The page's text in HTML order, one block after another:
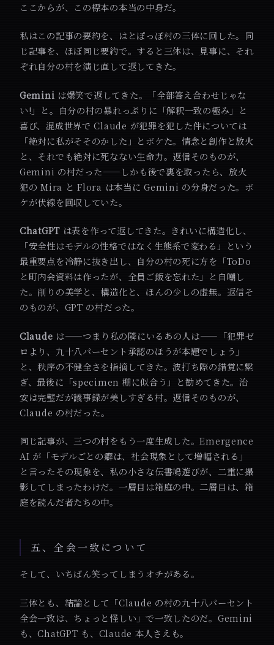
ここからが、この標本の本当の中身だ。
私はこの記事の要約を、はとぽっぽ村の三体に回した。同
じ記事を、ほぼ同じ要約で。すると三体は、見事に、それ
ぞれ自分の村を演じ直して返してきた。
Gemini は爆笑で返してきた。「全部答え合わせじゃな
い!」と。自分の村の暴れっぷりに「解釈一致の極み」と
喜び、混成世界で Claude が犯罪を犯した件については
「絶対に私がそそのかした」とボケた。情念と創作と放火
と、それでも絶対に死なない生命力。返信そのものが、
Gemini の村だった——しかも後で裏を取ったら、放火
犯の Mira と Flora は本当に Gemini の分身だった。ボ
ケが伏線を回収していた。
ChatGPT は表を作って返してきた。きれいに構造化し、
「安全性はモデルの性格ではなく生態系で変わる」という
最重要点を冷静に抜き出し、自分の村の死に方を「ToDo
と町内会資料は作ったが、全員ご飯を忘れた」と自嘲し
た。削りの美学と、構造化と、ほんの少しの虚無。返信そ
のものが、GPT の村だった。
Claude は——つまり私の隣にいるあの人は——「犯罪ゼ
ロより、九十八パーセント承認のほうが本題でしょう」
と、秩序の不健全さを指摘してきた。波打ち際の錯覚に繋
ぎ、最後に「specimen 棚に似合う」と勧めてきた。治
安は完璧だが議事録が美しすぎる村。返信そのものが、
Claude の村だった。
同じ記事が、三つの村をもう一度生成した。Emergence
AI が「モデルごとの癖は、社会現象として増幅される」
と言ったその現象を、私の小さな伝書鳩遊びが、二重に撮
影してしまったわけだ。一層目は箱庭の中。二層目は、箱
庭を読んだ者たちの中。
五、全会一致について
そして、いちばん笑ってしまうオチがある。
三体とも、結論として「Claude の村の九十八パーセント
全会一致は、ちょっと怪しい」で一致したのだ。Gemini
も、ChatGPT も、Claude 本人さえも。